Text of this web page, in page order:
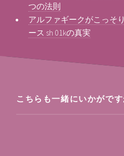
つの法則
アルファギークがこっそ
ース sh 01kの真実
こちらも一緒にいかがで